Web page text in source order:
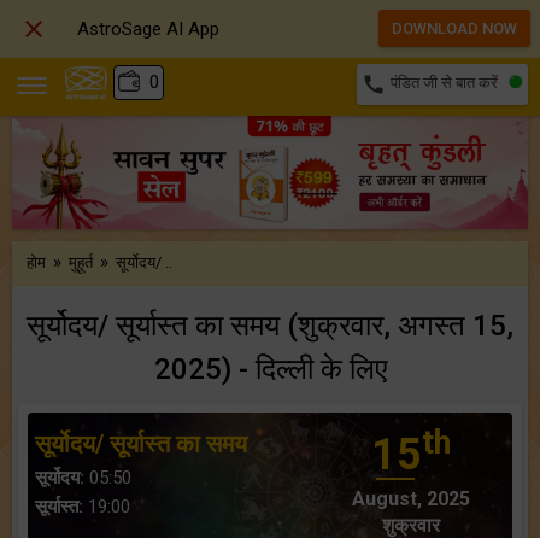
0 call पंडित जी से बात करें
होम » मुहूर्त » सूर्योदय/ ..
सूर्योदय/ सूर्यास्त का समय (शुक्रवार, अगस्त 15,
2025) - दिल्ली के लिए
सूर्योदय/ सूर्यास्त का समय
सूर्योदय: 05:50
सूर्यास्त: 19:00
15th
August, 2025
शुक्रवार
 AstroSage AI App DOWNLOAD NOW